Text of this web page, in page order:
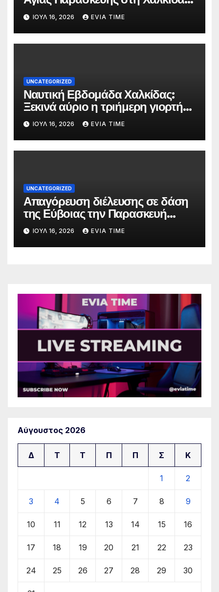
τις 25 και 26 Ιουλίου
ΙΟΎΛ 16, 2026 EVIA TIME
UNCATEGORIZED
Ναυτική Εβδομάδα Χαλκίδας:
Ξεκινά αύριο η τριήμερη γιορτή
στο όνομα της Αγίας Παρασκευής
ΙΟΎΛ 16, 2026 EVIA TIME
UNCATEGORIZED
Απαγόρευση διέλευσης σε δάση
της Εύβοιας την Παρασκευή
λόγω πολύ υψηλού κινδύνου
πυρκαγιάς
ΙΟΎΛ 16, 2026 EVIA TIME
Αύγουστος 2026
Δ Τ Τ Π Π Σ Κ
1 2
3 4 5 6 7 8 9
10 11 12 13 14 15 16
17 18 19 20 21 22 23
24 25 26 27 28 29 30